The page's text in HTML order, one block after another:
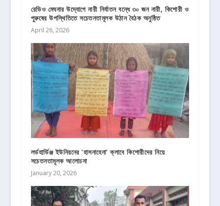
রেডিও মেঘনার উদ্যোগে নারী নির্যাতন বন্ধে ৩০ জন নারী, কিশোরী ও
পুরুষের উপস্থিতিতে সচেতনতামূলক উঠান বৈঠক অনুষ্ঠিত
April 26, 2026
লর্ডহার্ডিঞ্জ ইউনিয়নের ‘হাসনাহেনা’ ক্লাবে কিশোরীদের নিয়ে
সচেতনতামূলক আলোচনা
January 20, 2026